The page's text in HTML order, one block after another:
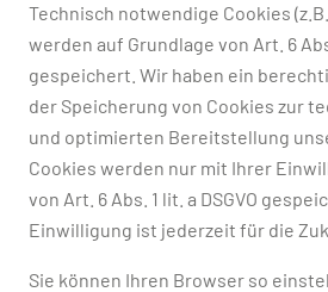
Technisch notwendige Cookies
werden auf Grundlage von Art. 6
gespeichert. Wir haben ein
der Speicherung von Cookies zur
und optimierten Bereitstellung
Cookies werden nur mit Ihrer
von Art. 6 Abs. 1 lit. a DSGVO
Einwilligung ist jederzeit für die
Sie können Ihren Browser so